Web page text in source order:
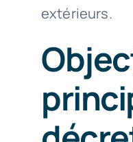
extérieurs.